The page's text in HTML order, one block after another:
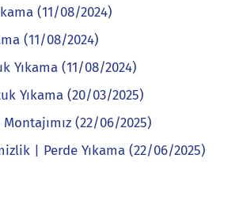
(11/08/2024)
(11/08/2024)
Yıkama (11/08/2024)
Yıkama (20/03/2025)
Montajımız (22/06/2025)
| Perde Yıkama (22/06/2025)